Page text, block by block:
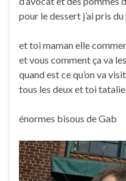
pour le dessert j’ai pris
et toi maman elle
et vous comment ça va
quand est ce qu’on va
tous les deux et toi
énormes bisous de Gab